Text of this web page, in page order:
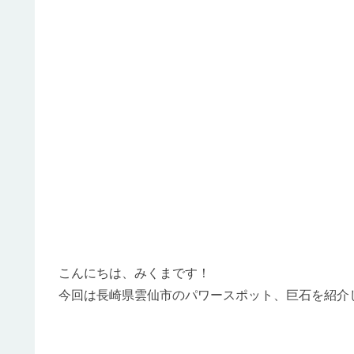
こんにちは、みくまです！
今回は長崎県雲仙市のパワースポット、巨石を紹介